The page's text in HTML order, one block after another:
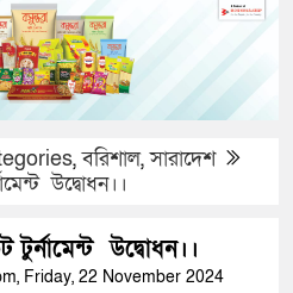
,বরিশাল,সারাদেশ
উদ্বোধন।।
টুর্নামেন্ট উদ্বোধন।।
Friday, 22 November 2024